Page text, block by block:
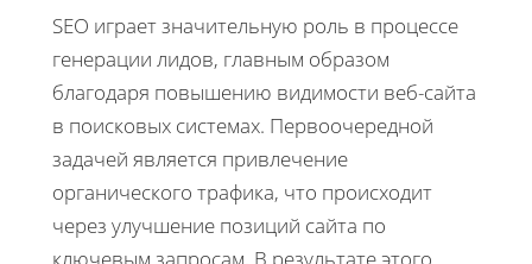
SEO играет значительную роль в процессе
генерации лидов, главным образом
благодаря повышению видимости веб-сайта
в поисковых системах. Первоочередной
задачей является привлечение
органического трафика, что происходит
через улучшение позиций сайта по
ключевым запросам. В результате этого